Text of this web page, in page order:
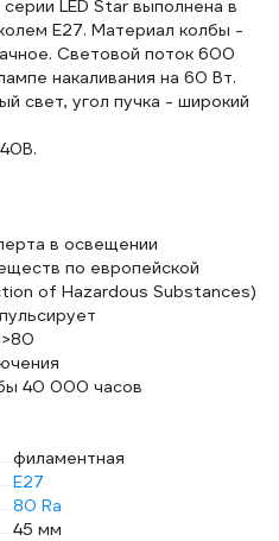
LED Star выполнена в
E27. Материал колбы -
Световой поток 600
накаливания на 60 Вт.
свет, угол пучка - широкий
в освещении
по европейской
of Hazardous Substances)
40 000 часов
филаментная
E27
80 Ra
45 мм